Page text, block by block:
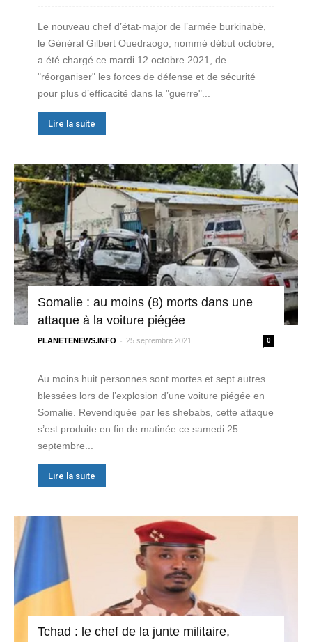
Le nouveau chef d’état-major de l’armée burkinabè,
le Général Gilbert Ouedraogo, nommé début octobre,
a été chargé ce mardi 12 octobre 2021, de
"réorganiser" les forces de défense et de sécurité
pour plus d’efficacité dans la "guerre"...
Lire la suite
Somalie : au moins (8) morts dans une
attaque à la voiture piégée
PLANETENEWS.INFO - 25 septembre 2021 0
Au moins huit personnes sont mortes et sept autres
blessées lors de l’explosion d’une voiture piégée en
Somalie. Revendiquée par les shebabs, cette attaque
s’est produite en fin de matinée ce samedi 25
septembre...
Lire la suite
Tchad : le chef de la junte militaire,